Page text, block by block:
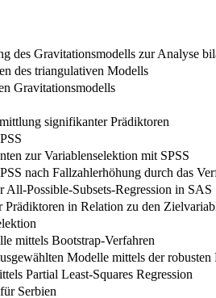
des Gravitationsmodells zur Analyse
des triangulativen Modells
Gravitationsmodells
signifikanter Prädiktoren
zur Variablenselektion mit SPSS
nach Fallzahlerhöhung durch das
Possible-Subsets-Regression in SAS
in Relation zu den
mittels Bootstrap-Verfahren
Modelle mittels der robusten
Partial Least-Squares Regression
Serbien